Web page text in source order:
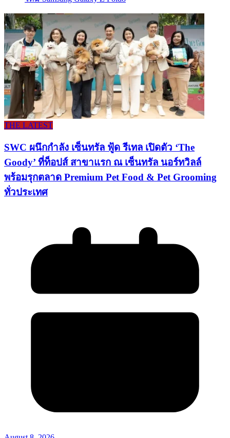
THE LATEST
SWC ผนึกกำลัง เซ็นทรัล ฟู้ด รีเทล เปิดตัว ‘The
Goody’ ที่ท็อปส์ สาขาแรก ณ เซ็นทรัล นอร์ทวิลล์
พร้อมรุกตลาด Premium Pet Food & Pet Grooming
ทั่วประเทศ